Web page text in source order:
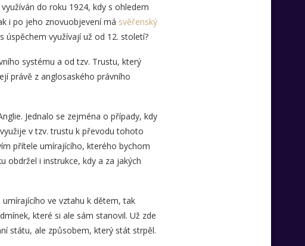
do roku 1924, kdy s ohledem
i po jeho znovuobjevení má svěřenský
využívají už od 12. století?
systému a od tzv. Trustu, který
právě z anglosaského právního
Jednalo se zejména o případy, kdy
v tzv. trustu k převodu tohoto
přítele umírajícího, kterého bychom
obdržel i instrukce, kdy a za jakých
ve vztahu k dětem, tak
které si ale sám stanovil. Už zde
státu, ale způsobem, který stát strpěl.